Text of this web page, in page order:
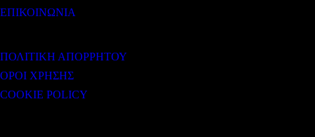
ΕΠΙΚΟΙΝΩΝΙΑ
ΠΟΛΙΤΙΚΗ ΑΠΟΡΡΗΤΟΥ
ΟΡΟΙ ΧΡΗΣΗΣ
COOKIE POLICY